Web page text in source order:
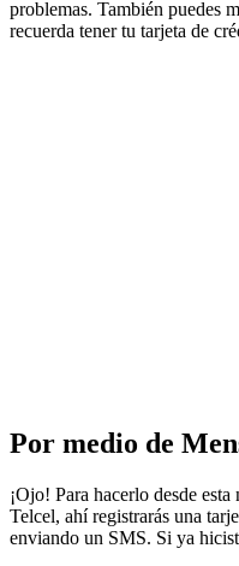
problemas. También puedes
recuerda tener tu tarjeta de
Por medio de
¡Ojo! Para hacerlo desde
Telcel, ahí registrarás una
enviando un SMS. Si ya